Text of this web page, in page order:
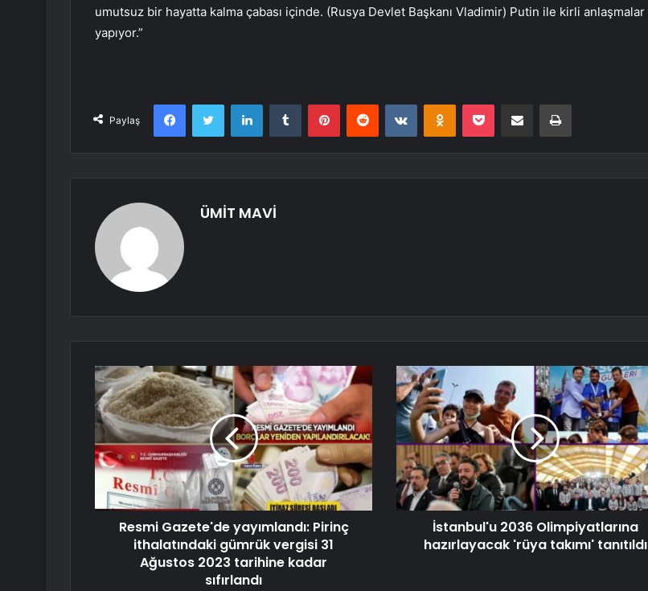
umutsuz bir hayatta kalma çabası içinde. (Rusya Devlet Başkanı Vladimir) Putin ile kirli anlaşmalar
yapıyor.”
Paylaş
FacebookTwitter LinkedInTumblr PinterestReddit VKontakteOdnoklassniki
Pocket E-Posta ile paylaş Yazdır
ÜMİT MAVİ
Resmi Gazete'de yayımlandı: Pirinç
ithalatındaki gümrük vergisi 31
Ağustos 2023 tarihine kadar
sıfırlandı
İstanbul'u 2036 Olimpiyatlarına
hazırlayacak 'rüya takımı' tanıtıldı